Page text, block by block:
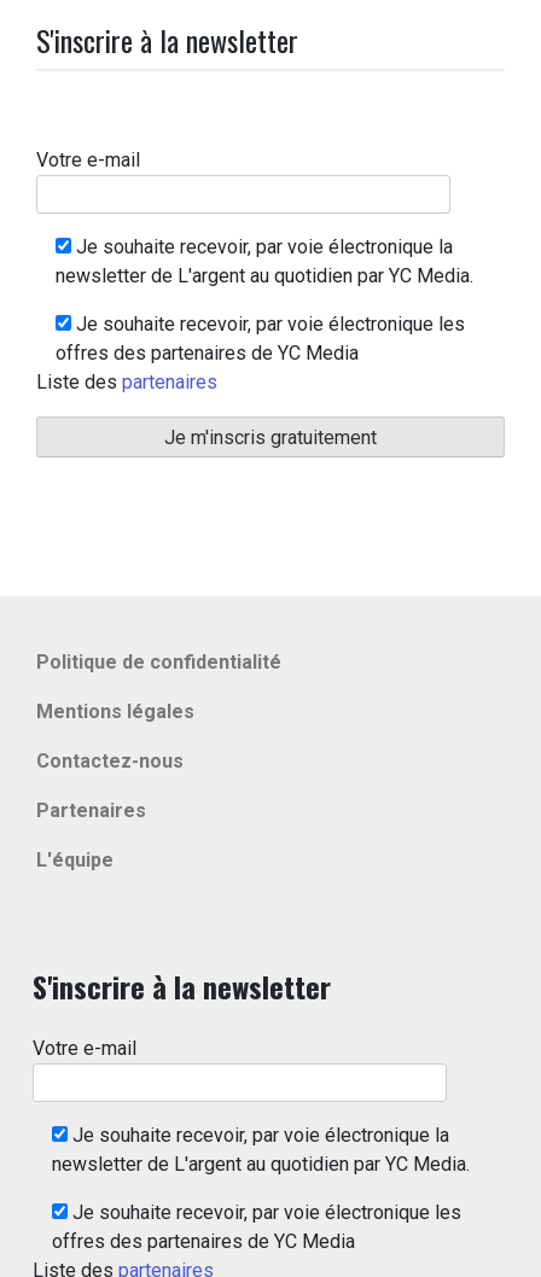
S'inscrire à la newsletter
Votre e-mail
Je souhaite recevoir, par voie électronique la
newsletter de L'argent au quotidien par YC Media.
Je souhaite recevoir, par voie électronique les
offres des partenaires de YC Media
Liste des partenaires
Politique de confidentialité
Mentions légales
Contactez-nous
Partenaires
L'équipe
S'inscrire à la newsletter
Votre e-mail
Je souhaite recevoir, par voie électronique la
newsletter de L'argent au quotidien par YC Media.
Je souhaite recevoir, par voie électronique les
offres des partenaires de YC Media
Liste des partenaires